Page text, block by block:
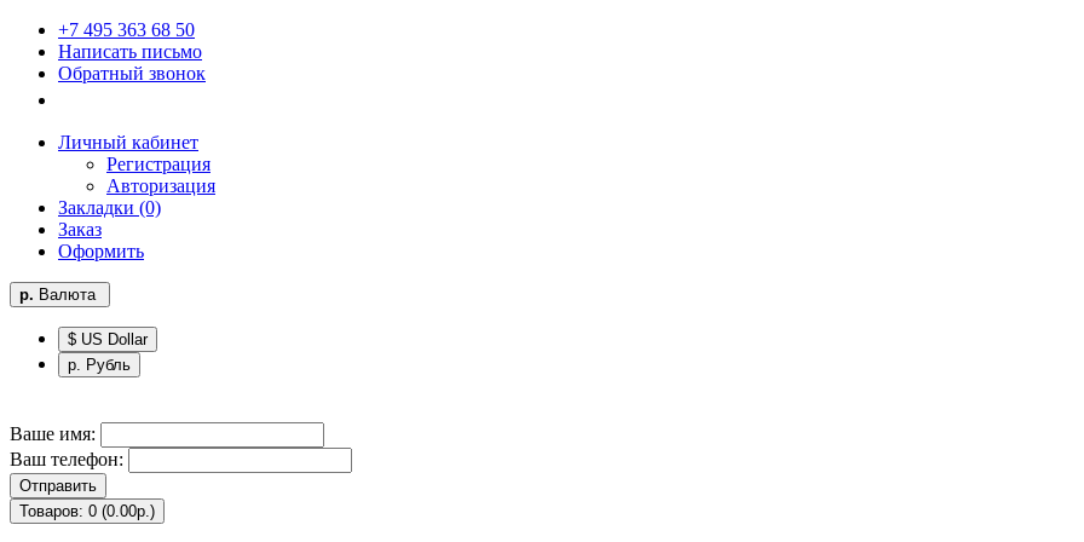
+7 495 363 68 50
Написать письмо
Обратный звонок
Личный кабинет
Регистрация
Авторизация
Закладки (0)
Заказ
Оформить
р. Валюта
$ US Dollar
р. Рубль
Ваше имя:
Ваш телефон:
Отправить
Товаров: 0 (0.00р.)